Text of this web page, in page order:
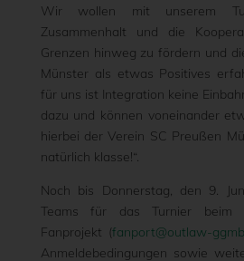
Wir wollen mit unserem
Zusammenhalt und die
Grenzen hinweg zu fördern und
Münster als etwas Positives
für uns ist Integration keine
dazu und können voneinander
hierbei der Verein SC Preußen
natürlich klasse!“.
Noch bis Donnerstag, den 9.
Teams für das Turnier beim
Fanprojekt (fanport@outlaw-
Anmeldebedingungen sowie